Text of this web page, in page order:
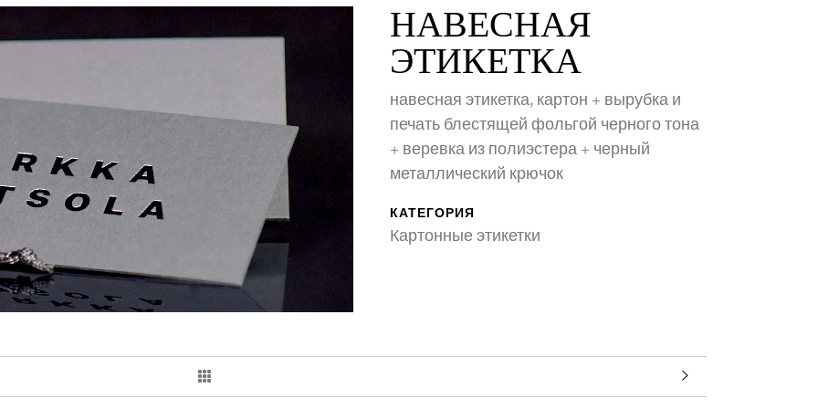
НАВЕСНАЯ
ЭТИКЕТКА
навесная этикетка, картон + вырубка и
печать блестящей фольгой черного тона
+ веревка из полиэстера + черный
металлический крючок
КАТЕГОРИЯ
Картонные этикетки